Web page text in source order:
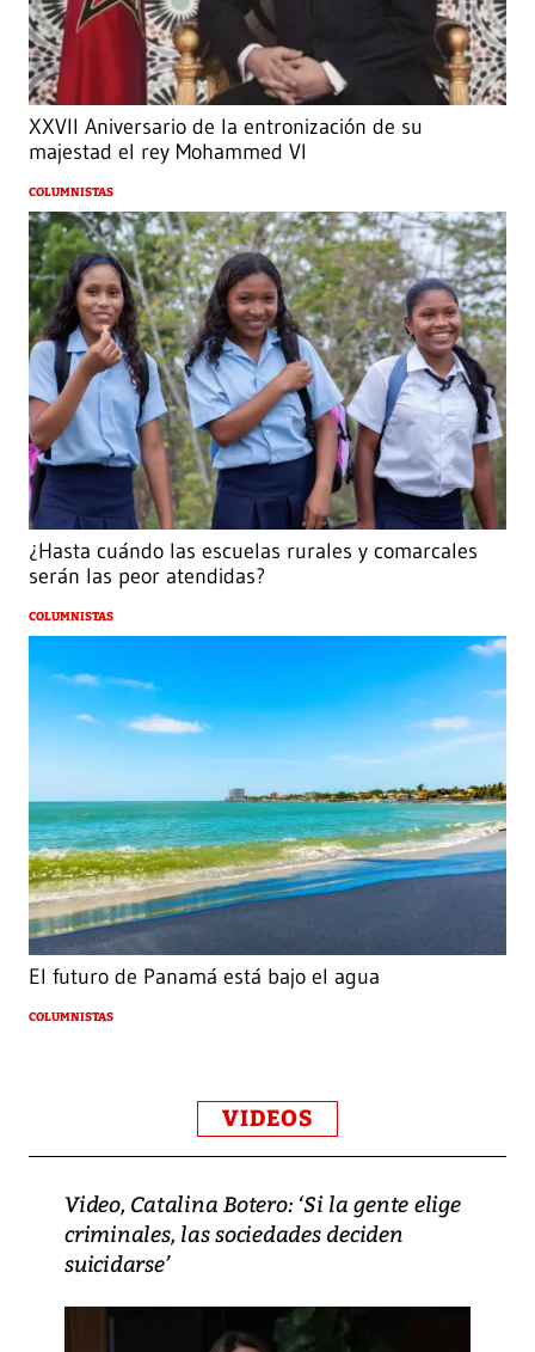
XXVII Aniversario de la entronización de su
majestad el rey Mohammed VI
COLUMNISTAS
¿Hasta cuándo las escuelas rurales y comarcales
serán las peor atendidas?
COLUMNISTAS
El futuro de Panamá está bajo el agua
COLUMNISTAS
VIDEOS
Video, Catalina Botero: ‘Si la gente elige
criminales, las sociedades deciden
suicidarse’